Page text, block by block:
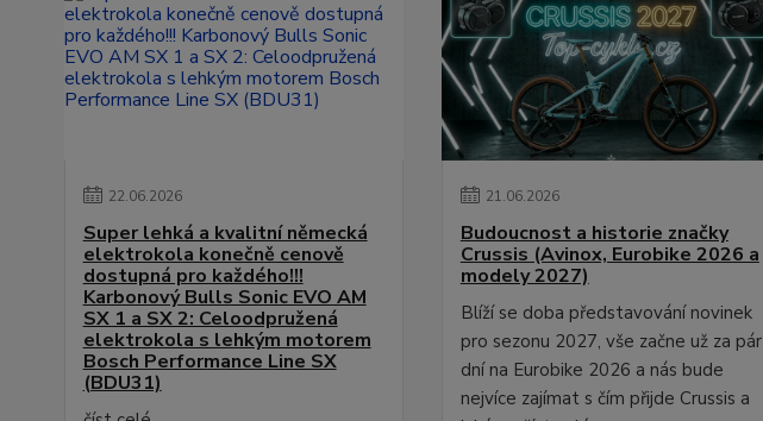
22.06.2026
Super lehká a kvalitní německá
elektrokola konečně cenově
dostupná pro každého!!!
Karbonový Bulls Sonic EVO AM
SX 1 a SX 2: Celoodpružená
elektrokola s lehkým motorem
Bosch Performance Line SX
(BDU31)
21.06.2026
Budoucnost a historie značky
Crussis (Avinox, Eurobike 2026 a
modely 2027)
Blíží se doba představování novinek
pro sezonu 2027, vše začne už za pár
dní na Eurobike 2026 a nás bude
nejvíce zajímat s čím přijde Crussis a